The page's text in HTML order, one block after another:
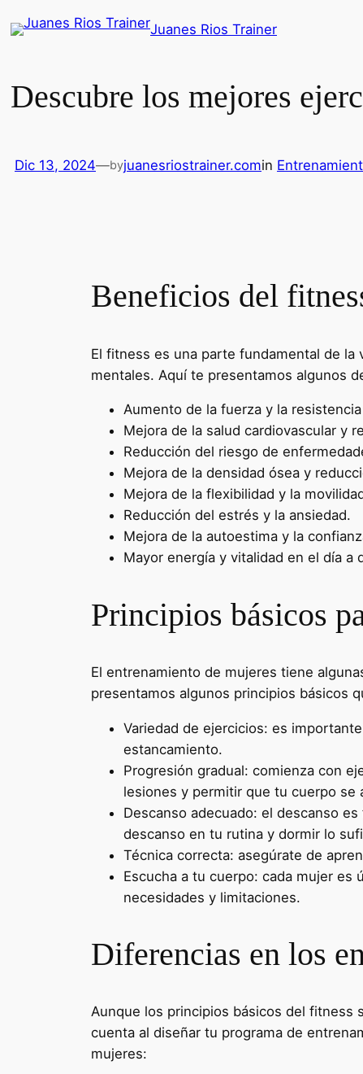
Saltar
al
Juanes Rios Trainer
Descubre los mejores
Dic 13, 2024—byjuanesriostrainer.comin
Beneficios del
El fitness es una parte fundamental de
mentales. Aquí te presentamos algunos
Aumento de la fuerza y la
Mejora de la salud cardiovascular y
Reducción del riesgo de
Mejora de la densidad ósea y
Mejora de la flexibilidad y la
Reducción del estrés y la ansiedad.
Mejora de la autoestima y la
Mayor energía y vitalidad en el día a
Principios básicos
El entrenamiento de mujeres tiene
presentamos algunos principios básicos
Variedad de ejercicios: es
estancamiento.
Progresión gradual: comienza con
lesiones y permitir que tu cuerpo se
Descanso adecuado: el descanso
descanso en tu rutina y dormir lo
Técnica correcta: asegúrate de
Escucha a tu cuerpo: cada mujer
necesidades y limitaciones.
Diferencias en los
Aunque los principios básicos del fitness
cuenta al diseñar tu programa de
mujeres: